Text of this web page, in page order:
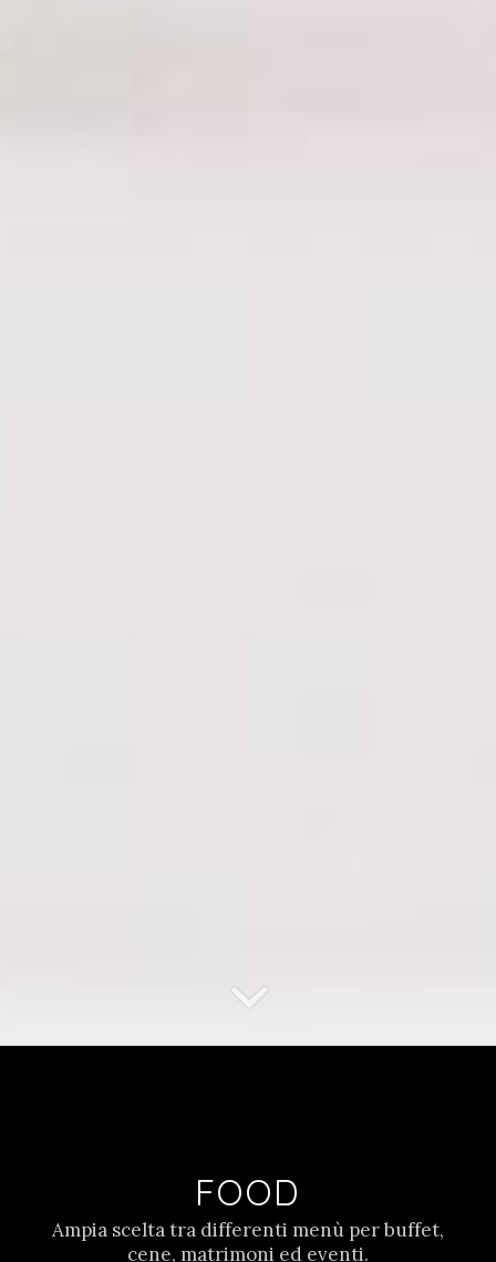
FOOD
Ampia scelta tra differenti menù per buffet,
cene, matrimoni ed eventi.